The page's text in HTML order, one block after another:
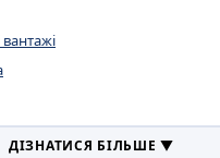
ДІЗНАТИСЯ БІЛЬШЕ ▼